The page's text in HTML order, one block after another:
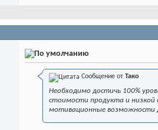
Сообщение от Тако
Необходимо достичь 100%
стоимости продукта и низкой
мотивационные возможности